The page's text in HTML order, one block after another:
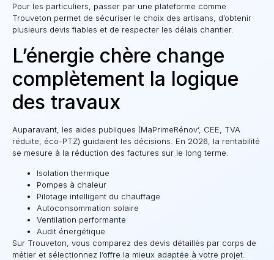
Pour les particuliers, passer par une plateforme comme
Trouveton permet de sécuriser le choix des artisans, d’obtenir
plusieurs devis fiables et de respecter les délais chantier.
L’énergie chère change
complètement la logique
des travaux
Auparavant, les aides publiques (MaPrimeRénov’, CEE, TVA
réduite, éco-PTZ) guidaient les décisions. En 2026, la rentabilité
se mesure à la réduction des factures sur le long terme.
Isolation thermique
Pompes à chaleur
Pilotage intelligent du chauffage
Autoconsommation solaire
Ventilation performante
Audit énergétique
Sur Trouveton, vous comparez des devis détaillés par corps de
métier et sélectionnez l’offre la mieux adaptée à votre projet.